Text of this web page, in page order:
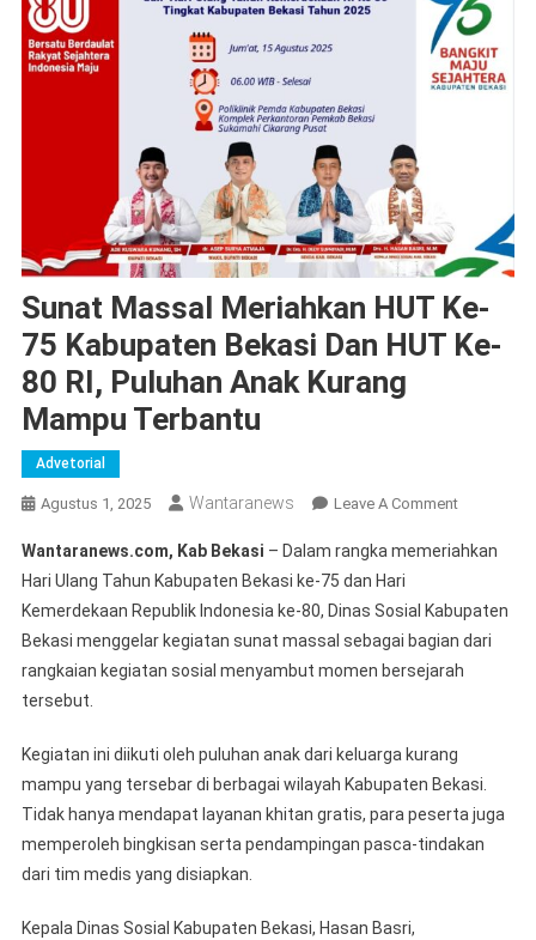
Sunat Massal Meriahkan HUT Ke-
75 Kabupaten Bekasi Dan HUT Ke-
80 RI, Puluhan Anak Kurang
Mampu Terbantu
Advetorial
Agustus 1, 2025 Wantaranews Leave A CommentOn
Massal
HUT
Ke-
75
Dan
HUT
Ke-
80
Wantaranews.com, Kab Bekasi – Dalam rangka memeriahkan
Hari Ulang Tahun Kabupaten Bekasi ke-75 dan Hari
Kemerdekaan Republik Indonesia ke-80, Dinas Sosial Kabupaten
Bekasi menggelar kegiatan sunat massal sebagai bagian dari
rangkaian kegiatan sosial menyambut momen bersejarah
tersebut.
Kegiatan ini diikuti oleh puluhan anak dari keluarga kurang
mampu yang tersebar di berbagai wilayah Kabupaten Bekasi.
Tidak hanya mendapat layanan khitan gratis, para peserta juga
memperoleh bingkisan serta pendampingan pasca-tindakan
dari tim medis yang disiapkan.
Kepala Dinas Sosial Kabupaten Bekasi, Hasan Basri,